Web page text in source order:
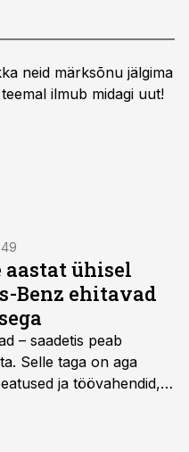
neid märksõnu jälgima
ilmub midagi uut!
ühisel
Benz ehitavad
– saadetis peab
Selle taga on aga
ja töövahendid,